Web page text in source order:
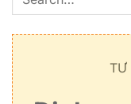
TƯ